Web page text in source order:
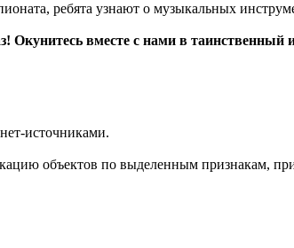
ребята узнают о музыкальных
Окунитесь вместе с нами в
источниками.
объектов по выделенным признакам,